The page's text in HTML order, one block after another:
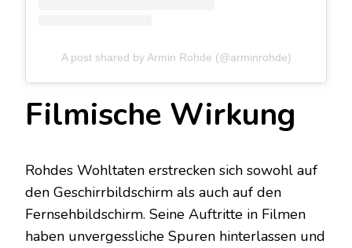
A post shared by Armin Rohde (@arminrohde)
Filmische Wirkung
Rohdes Wohltaten erstrecken sich sowohl auf
den Geschirrbildschirm als auch auf den
Fernsehbildschirm. Seine Auftritte in Filmen
haben unvergessliche Spuren hinterlassen und